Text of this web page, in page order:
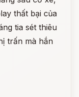
thất bại của
tia sét thiêu
trấn mà hắn